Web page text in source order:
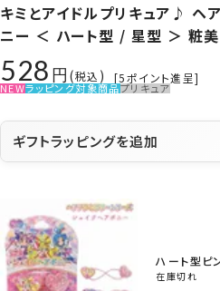
キミとアイドルプリキュア♪ ヘ
ニー ＜ ハート型 / 星型 ＞ 粧
528 税込 [5ポイント進呈]
NEWラッピング対象商品プリキュア
ギフトラッピングを追加
ハート型ピ
在庫切れ